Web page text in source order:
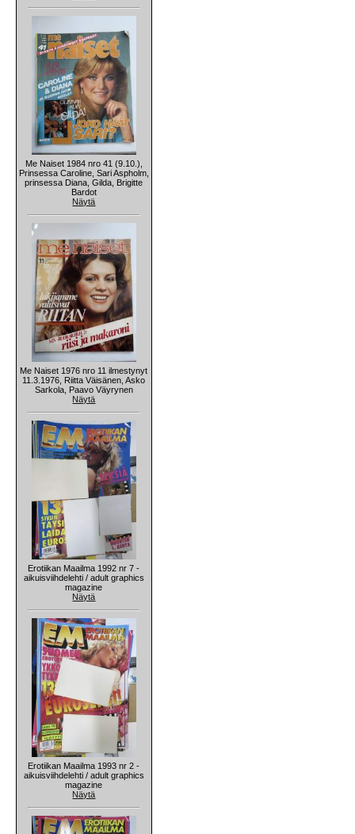
Me Naiset 1984 nro 41 (9.10.),
Prinsessa Caroline, Sari Aspholm,
prinsessa Diana, Gilda, Brigitte
Bardot
Näytä
Me Naiset 1976 nro 11 ilmestynyt
11.3.1976, Riitta Väisänen, Asko
Sarkola, Paavo Väyrynen
Näytä
Erotiikan Maailma 1992 nr 7 -
aikuisviihdelehti / adult graphics
magazine
Näytä
Erotiikan Maailma 1993 nr 2 -
aikuisviihdelehti / adult graphics
magazine
Näytä